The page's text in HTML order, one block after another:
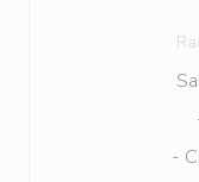
-